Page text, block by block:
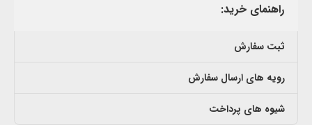
راهنمای خرید:
ثبت سفارش
رویه های ارسال سفارش
شیوه های پرداخت